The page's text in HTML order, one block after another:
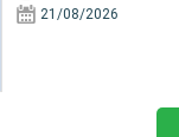
21/08/2026